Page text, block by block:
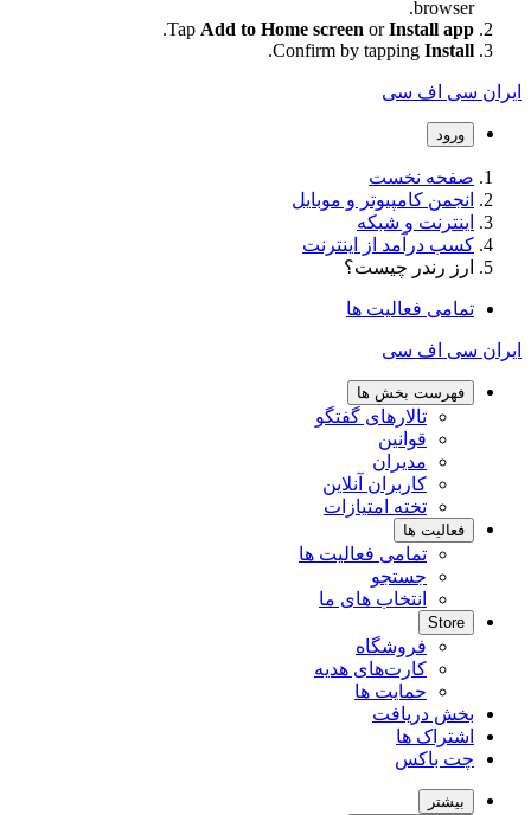
browser.
Tap Add to Home screen orInstall app
.
Confirm by tapping Install
.
ایران سی اف سی
ورود
صفحه نخست
انجمن کامپیوتر و موبایل
اینترنت و شبکه
کسب درآمد از اینترنت
ارز رندر چیست؟
تمامی فعالیت ها
ایران سی اف سی
فهرست بخش ها
تالارهای گفتگو
قوانین
مدیران
کاربران آنلاین
تخته امتیازات
فعالیت ها
تمامی فعالیت ها
جستجو
انتخاب های ما
Store
فروشگاه
کارت‌های هدیه
حمایت ها
بخش دریافت
اشتراک ها
چت باکس
بیشتر